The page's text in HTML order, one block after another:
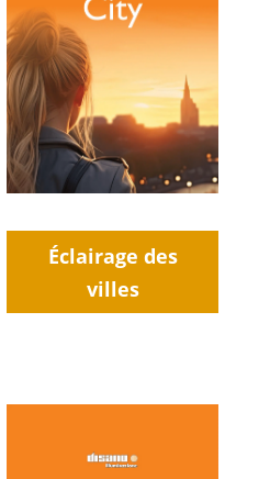
Éclairage des
villes